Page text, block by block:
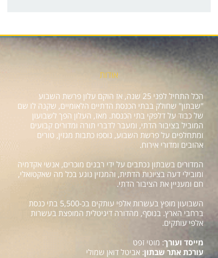
אודות
הכל התחיל לפני 25 שנה, אז הוקם עלון פרשת השבוע
"שבתון" שחולק בבתי הכנסת הדתיים הלאומיים, שקנה לו שם
של כבוד על דלפקי בתי הכנסת. מאז, העלון הפך לשבועון
המוביל בציבור הדתי, ומעבר לדברי תורה ומדורים קבועים
ומתחלפים על פרשת השבוע, נוספו כתבות מגזין, טורים
אהובים ומדורי אירוח.
המדורים בשבתון נכתבים על ידי רבנים מוכרים, אנשי אקדמיה
ומובילי דעה בציונות הדתית, והמגזין נוגע בכל מה שאקטואלי,
חם ומעניין את הציבור הדתי.
השבועון מופץ בעשרות אלפי עותקים בכ-5,500 בתי כנסת
ברחבי הארץ. בנוסף, מהדורה דיגיטלית המופצת בעשרות
אלפי עותקים.
מייסד ועורך: מוטי זפט
עורכת אתר שבתון: אביטל דואן שמולי